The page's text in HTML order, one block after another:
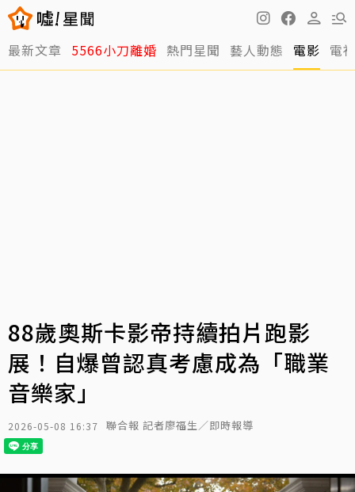
最新文章 5566小刀離婚 熱門星聞 藝人動態 電影 電
88歲奧斯卡影帝持續拍片跑影
展！自爆曾認真考慮成為「職業
音樂家」
2026-05-08 16:37 聯合報 記者廖福生／即時報導